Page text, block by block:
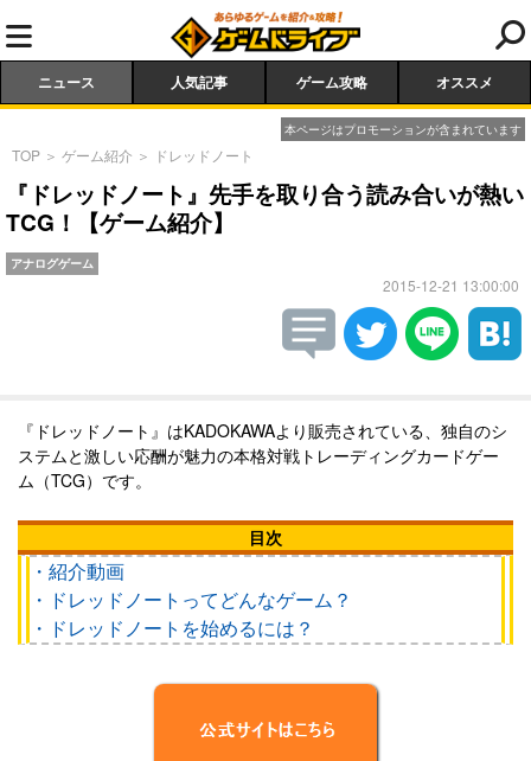
ニュース 人気記事 ゲーム攻略 オススメ
本ページはプロモーションが含まれています
TOP ＞ ゲーム紹介 ＞ ドレッドノート
『ドレッドノート』先手を取り合う読み合いが熱い
TCG！【ゲーム紹介】
アナログゲーム
2015-12-21 13:00:00
『ドレッドノート』はKADOKAWAより販売されている、独自のシ
ステムと激しい応酬が魅力の本格対戦トレーディングカードゲー
ム（TCG）です。
目次
・紹介動画
・ドレッドノートってどんなゲーム？
・ドレッドノートを始めるには？